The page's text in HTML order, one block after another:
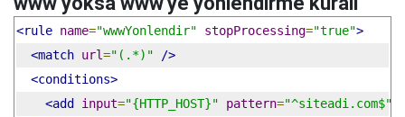
<rule name="wwwYonlendir" stopProcessing="true">
<match url="(.*)"
/>
<conditions>
<add
input="{HTTP_HOST}" pattern="^siteadi.com$"